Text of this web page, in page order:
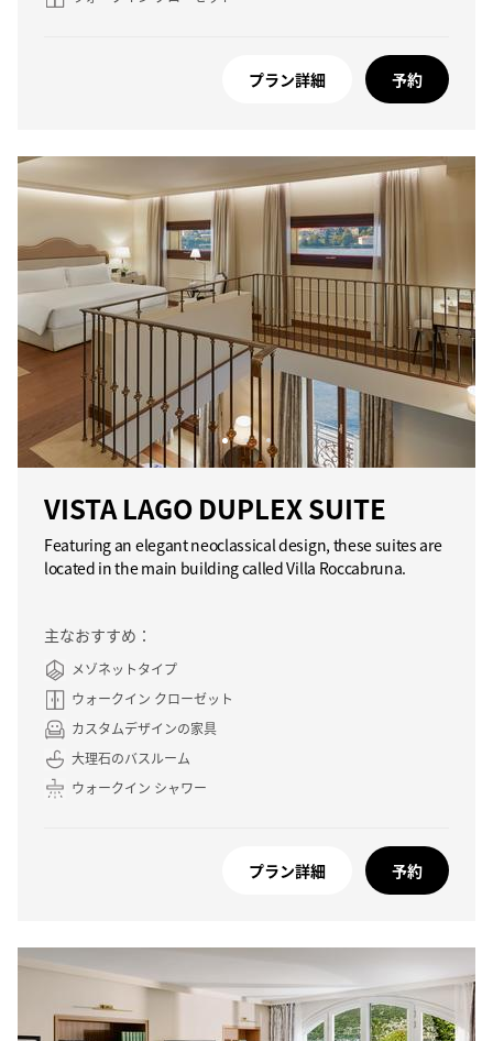
プラン詳細 予約
VISTA LAGO DUPLEX SUITE
Featuring an elegant neoclassical design, these suites are
located in the main building called Villa Roccabruna.
主なおすすめ：
メゾネットタイプ
ウォークイン クローゼット
カスタムデザインの家具
大理石のバスルーム
ウォークイン シャワー
プラン詳細 予約